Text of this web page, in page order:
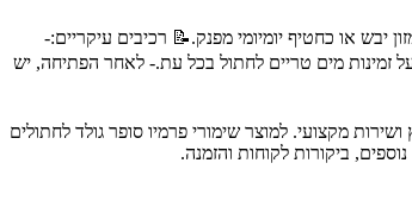
מתאים כתוספת למזון יבש או כחטיף יומיומי מפנק.📝 רכיבים עיקריים:-
על זמינות מים טריים לחתול בכל עת.- לאחר הפתיחה, יש
מהיר לכל הארץ ושירות מקצועי. למוצר שימורי פרמיו סופר גולד לחתולים